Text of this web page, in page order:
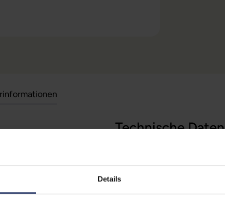
Details
4
Familie. Mit ihm
Technische Daten
Stromverbrauch: